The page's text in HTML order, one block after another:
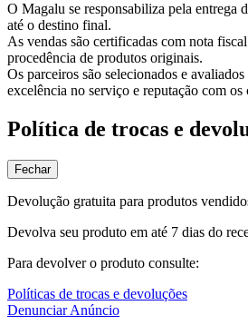
O Magalu se responsabiliza pela entrega
até o destino final.
As vendas são certificadas com nota
procedência de produtos originais.
Os parceiros são selecionados e
excelência no serviço e reputação com os
Política de trocas e
Fechar
Devolução gratuita para produtos
Devolva seu produto em até 7 dias do
Para devolver o produto consulte:
Políticas de trocas e devoluções
Denunciar Anúncio